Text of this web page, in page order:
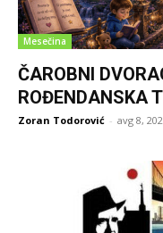
Mesečina
ČAROBNI
ROĐENDANSKA
Zoran Todorović - avg 8,